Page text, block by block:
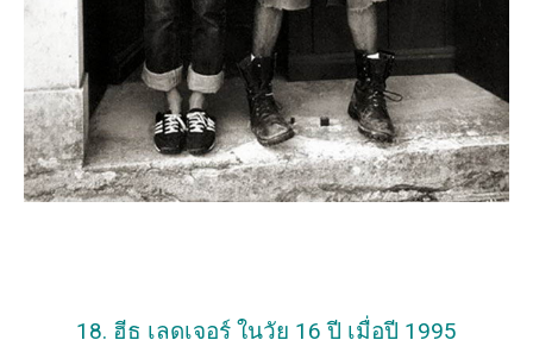
18. ฮีธ เลดเจอร์ ในวัย 16 ปี เมื่อปี 1995